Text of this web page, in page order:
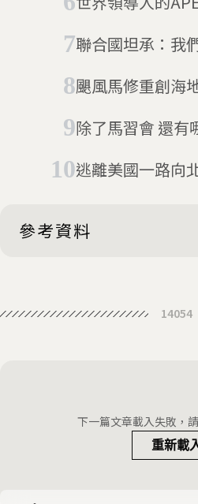
聯合國坦承：我
颶風馬修重創海
除了馬習會 還有哪些領導人會面讓歐
逃離美國一路向北 非法入境者的加
參考資料
Here's what
president
Haiti’s
Nighttime
US Looks
With Haiti's
14054
下一篇文章載入失敗，
重新載